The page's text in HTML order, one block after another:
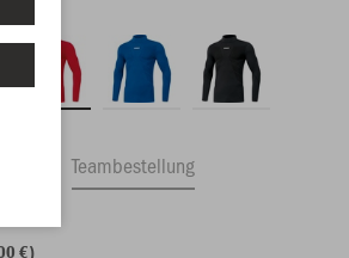
Teambestellung
€)